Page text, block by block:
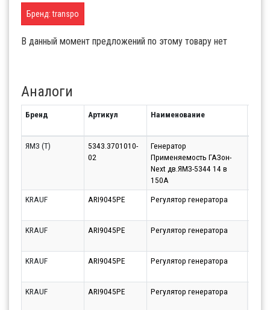
Бренд: transpo
В данный момент предложений по этому товару нет
Аналоги
Бренд Артикул Наименование
ЯМЗ (Т)
5343.3701010-
02
Генератор
Применяемость ГАЗон-
Next дв.ЯМЗ-5344 14 в
150А
KRAUF ARI9045PE Регулятор генератора
KRAUF
ARI9045PE Регулятор генератора
KRAUF
ARI9045PE Регулятор генератора
KRAUF
ARI9045PE Регулятор генератора